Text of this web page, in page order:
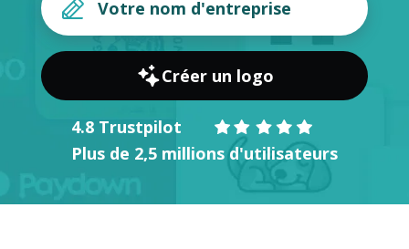
SE CONNECTER
Créer un logo
4.8 Trustpilot
Plus de 2,5 millions d'utilisateurs